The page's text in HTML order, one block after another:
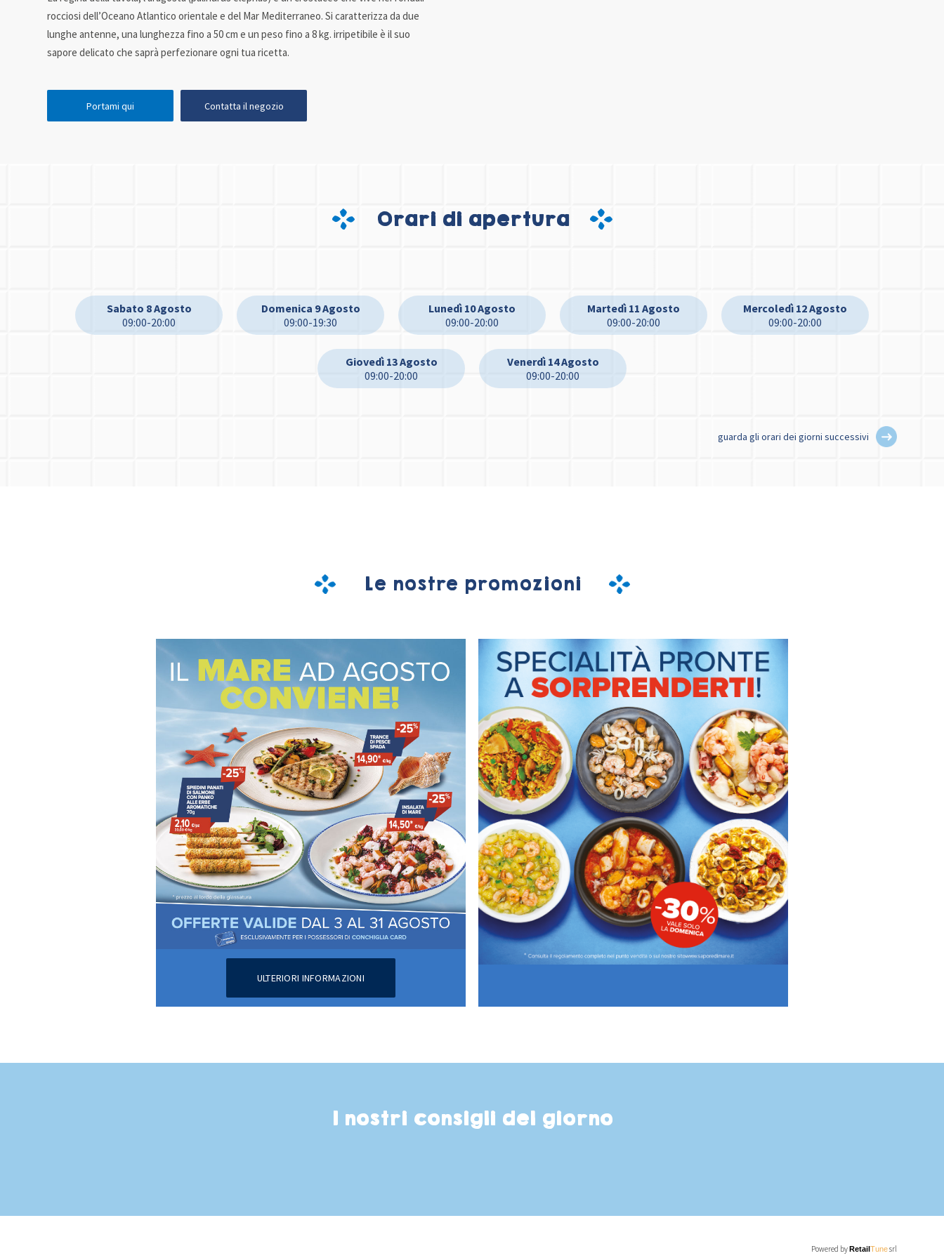
rocciosi dell’Oceano Atlantico orientale e del Mar Mediterraneo. Si caratterizza da due
lunghe antenne, una lunghezza fino a 50 cm e un peso fino a 8 kg. irripetibile è il suo
sapore delicato che saprà perfezionare ogni tua ricetta.
Portami qui Contatta il negozio
Orari di apertura
Sabato 8 Agosto
09:00-20:00
Domenica 9 Agosto
09:00-19:30
Lunedì 10 Agosto
09:00-20:00
Martedì 11 Agosto
09:00-20:00
Mercoledì 12 Agosto
09:00-20:00
Giovedì 13 Agosto
09:00-20:00
Venerdì 14 Agosto
09:00-20:00
guarda gli orari dei giorni successivi
Le nostre promozioni
ULTERIORI INFORMAZIONI
I nostri consigli del giorno
Powered byRetailTunesrl